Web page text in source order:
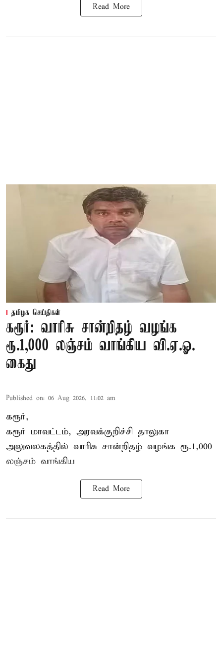
Read More
தமிழக செய்திகள்
கரூர்: வாரிசு சான்றிதழ் வழங்க
ரூ.1,000 லஞ்சம் வாங்கிய வி.ஏ.ஓ.
கைது
Published on: 06 Aug 2026, 11:02 am
கரூர்,
கரூர் மாவட்டம், அரவக்குறிச்சி தாலுகா
அலுவலகத்தில் வாரிசு சான்றிதழ் வழங்க ரூ.1,000
லஞ்சம் வாங்கிய
Read More